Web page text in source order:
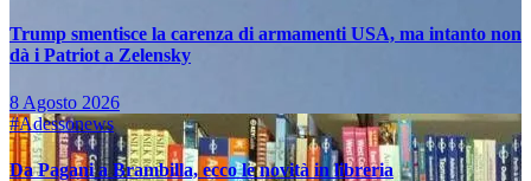
Trump smentisce la carenza di armamenti USA, ma intanto non
dà i Patriot a Zelensky
8 Agosto 2026
#Adessonews
Da Pagani a Brambilla, ecco le novità in libreria